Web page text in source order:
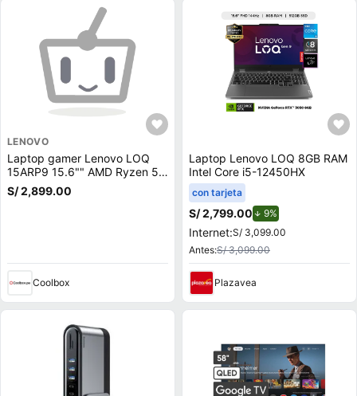
LENOVO
Laptop gamer Lenovo LOQ
15ARP9 15.6"" AMD Ryzen 5-
7235HS, 512GB SSD, 12GB
RAM, GeForce RTX 3050,
S/ 2,899.00
Coolbox
Laptop Lenovo LOQ 8GB RAM
Intel Core i5-12450HX
con tarjeta
S/ 2,799.00 9%
Internet:S/ 3,099.00
Antes:S/ 3,099.00
Plazavea